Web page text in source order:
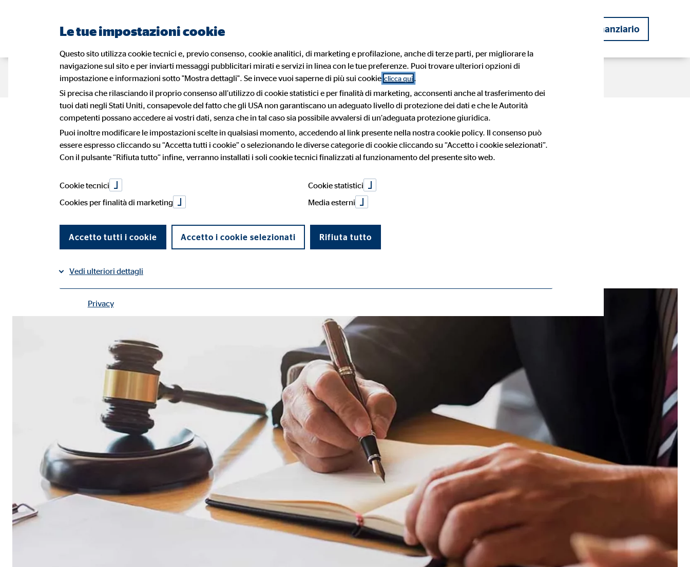
Diventare consulente finanziario
Portrait
Noi in Europa I nostri consulenti patrimoniali I nostri partner
Le nostre soluzioni
Pensioni Salute Il nostro modello di consulenza
Blog Servizi Diventare consulente patrimoniale
Vantaggi del lavoro da consulente Inserimento lavorativo Opportunità di sviluppo
OVB
Trovare e richiedere un referente Candidatura
Come funziona la successione: tutto
quello che devi sapere
Le tue impostazioni cookie
Questo sito utilizza cookie tecnici e, previo consenso, cookie analitici, di marketing e profilazione, anche di terze parti, per migliorare la
navigazione sul sito e per inviarti messaggi pubblicitari mirati e servizi in linea con le tue preferenze. Puoi trovare ulteriori opzioni di
impostazione e informazioni sotto "Mostra dettagli". Se invece vuoi saperne di più sui cookie clicca qui .
Si precisa che rilasciando il proprio consenso all’utilizzo di cookie statistici e per finalità di marketing, acconsenti anche al trasferimento dei
tuoi dati negli Stati Uniti, consapevole del fatto che gli USA non garantiscano un adeguato livello di protezione dei dati e che le Autorità
competenti possano accedere ai vostri dati, senza che in tal caso sia possibile avvalersi di un’adeguata protezione giuridica.
Puoi inoltre modificare le impostazioni scelte in qualsiasi momento, accedendo al link presente nella nostra cookie policy. Il consenso può
essere espresso cliccando su “Accetta tutti i cookie” o selezionando le diverse categorie di cookie cliccando su “Accetto i cookie selezionati”.
Con il pulsante “Rifiuta tutto” infine, verranno installati i soli cookie tecnici finalizzati al funzionamento del presente sito web.
Cookie tecnici
Cookie statistici
Cookies per finalità di marketing
Media esterni
Accetto tutti i cookie Accetto i cookie selezionati Rifiuta tutto
Vedi ulteriori dettagli
I cookie tecnici permettono l'utilizzo delle funzioni di base e sono necessari per il corretto funzionamento del sito web.
Impostazioni utente
Fornitore: TYPO3 Association
Finalità: Memorizzazione delle impostazioni dell'utente
Scadenza dei Cookie: Sessione del Browser
Nome: cookie_consent_v2
mindshape
Gestire le impostazioni relative al consenso
Privacy